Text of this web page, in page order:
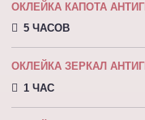
ОКЛЕЙКА КАПОТА
5 ЧАСОВ
ОКЛЕЙКА ЗЕРКАЛ
1 ЧАС